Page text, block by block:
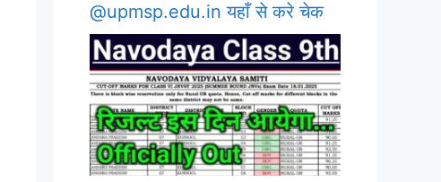
@upmsp.edu.in यहाँ से करे चेक